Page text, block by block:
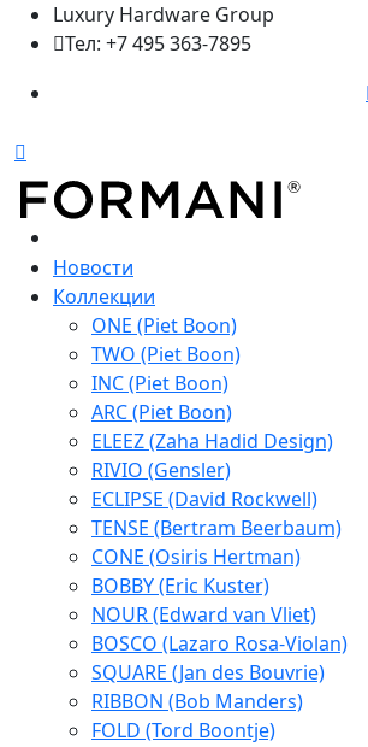
Luxury Hardware Group
Тел: +7 495 363-7895
Новости
Коллекции
ONE (Piet Boon)
TWO (Piet Boon)
INC (Piet Boon)
ARC (Piet Boon)
ELEEZ (Zaha Hadid Design)
RIVIO (Gensler)
ECLIPSE (David Rockwell)
TENSE (Bertram Beerbaum)
CONE (Osiris Hertman)
BOBBY (Eric Kuster)
NOUR (Edward van Vliet)
BOSCO (Lazaro Rosa-Violan)
SQUARE (Jan des Bouvrie)
RIBBON (Bob Manders)
FOLD (Tord Boontje)